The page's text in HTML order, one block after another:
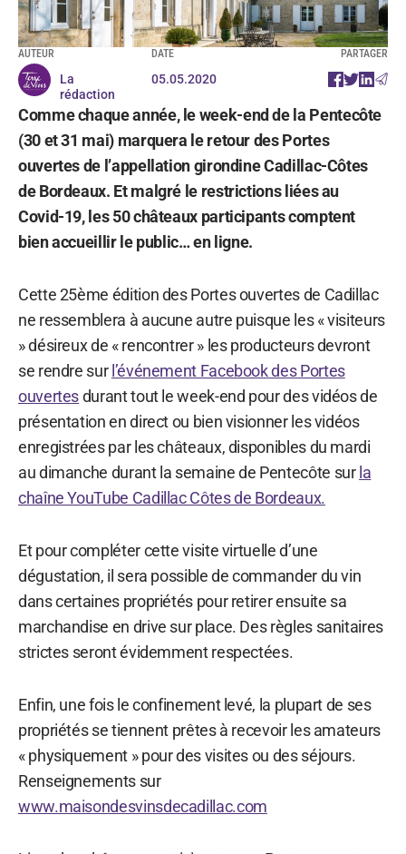
AUTEUR
La
rédaction
DATE
05.05.2020
PARTAGER
Comme chaque année, le week-end de la Pentecôte
(30 et 31 mai) marquera le retour des Portes
ouvertes de l’appellation girondine Cadillac-Côtes
de Bordeaux. Et malgré le restrictions liées au
Covid-19, les 50 châteaux participants comptent
bien accueillir le public… en ligne.
Cette 25ème édition des Portes ouvertes de Cadillac
ne ressemblera à aucune autre puisque les « visiteurs
» désireux de « rencontrer » les producteurs devront
se rendre sur l’événement Facebook des Portes
ouvertesdurant tout le week-end pour des vidéos de
présentation en direct ou bien visionner les vidéos
enregistrées par les châteaux, disponibles du mardi
au dimanche durant la semaine de Pentecôte sur la
chaîne YouTube Cadillac Côtes de Bordeaux.
Et pour compléter cette visite virtuelle d’une
dégustation, il sera possible de commander du vin
dans certaines propriétés pour retirer ensuite sa
marchandise en drive sur place. Des règles sanitaires
strictes seront évidemment respectées.
Enfin, une fois le confinement levé, la plupart de ses
propriétés se tiennent prêtes à recevoir les amateurs
« physiquement » pour des visites ou des séjours.
Renseignements sur
www.maisondesvinsdecadillac.com